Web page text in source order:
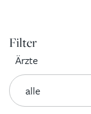
Filter
Ärzte